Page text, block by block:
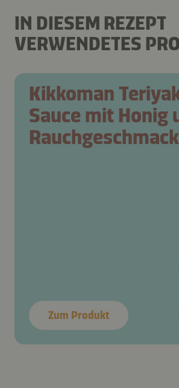
IN DIESEM REZEPT
VERWENDETES
Kikkoman
Sauce mit Honig
Rauchgeschmack
Zum Produkt